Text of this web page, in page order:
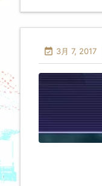
 3月 7, 2017